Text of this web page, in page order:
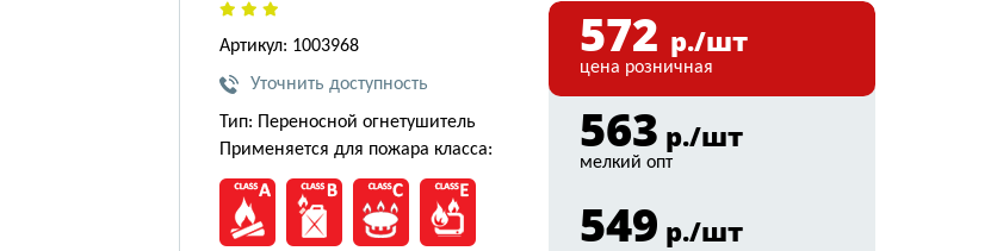
Артикул: 1003968
Уточнить доступность
Тип: Переносной огнетушитель
Применяется для пожара класса:
572 р./шт
цена розничная
563 р./шт
мелкий опт
549 р./шт